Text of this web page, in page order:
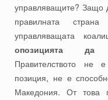
управляващите? Защо
правилната
управляващата
опозицията да
Правителството не
позиция, не е
Македония. От това